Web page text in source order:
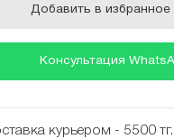
Добавить в избранное
Консультация
курьером - 5500